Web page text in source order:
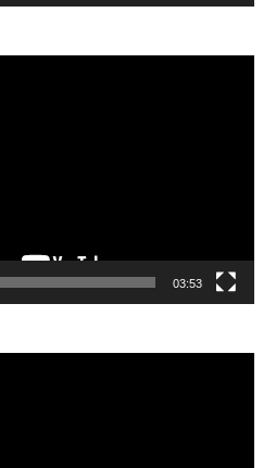
03:53